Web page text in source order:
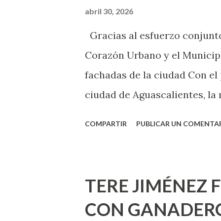
como cualquier persona
cuando ambas partes son
abril 30, 2026
Gracias al esfuerzo
Corazón Urbano y el
fachadas de la ciudad Con
ciudad de Aguascalientes, la
Estado, la Fundación
Montañez informó que en
metros cuadrados de
COMPARTIR PUBLICAR UN
TERE JIMÉNEZ
CON